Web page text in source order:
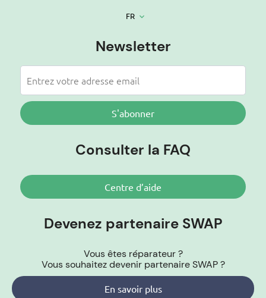
FR keyboard_arrow_down
Newsletter
S'abonner
Consulter la FAQ
Centre d’aide
Devenez partenaire SWAP
Vous êtes réparateur ?
Vous souhaitez devenir partenaire SWAP ?
En savoir plus